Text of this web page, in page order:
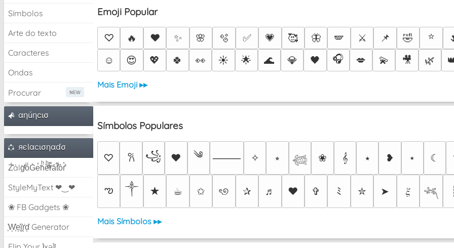
Símbolos
Arte do texto
Caracteres
Ondas
Procurar
αηúηcισ
яєƖαcισηαɗσ
Z̾̽ảlg̀͐ͭ̽oͧG̀e̒̃nͪȅͪͫ̏̐r͌̑á͑t͌̑͛o̊r̓̐
StyleMyText ❤‿❤
❀ FB Gadgets ❀
͕͗W͕͕͗͗e͕͕͗͗i͕͕͗͗r͕͗d͕͗ Generator
Emoji Popular
♡ 🔥 ❤️ ✨ 🌸 🫧 ✅ 💗 🥰 🦋 🪽 ⚔️ 📌 🤣 ⭐
☺️
😍 💖 🍀 👀 ☀️ 🌟 🌊 💎 🖤 🎧 💋 💫 🎥 🌿
Mais Emoji ▸▸
Símbolos Populares
♡ 𐙚 ꧁ ♥ ༄ ⸻ ✧ ⭒ 𓆉 ❀ 𝄞 ⭑ ❥ ⋆ ☾
ఌ ༒︎ ★ ☕︎ ✩ ৎ୭ ✰ ♬ ❤ ✞ ﾐ ✮ ➤ 𝜉 𓆈 ┊
Mais Símbolos ▸▸